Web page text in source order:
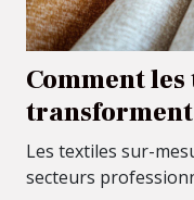
Comment
transforment
Les textiles sur-
secteurs